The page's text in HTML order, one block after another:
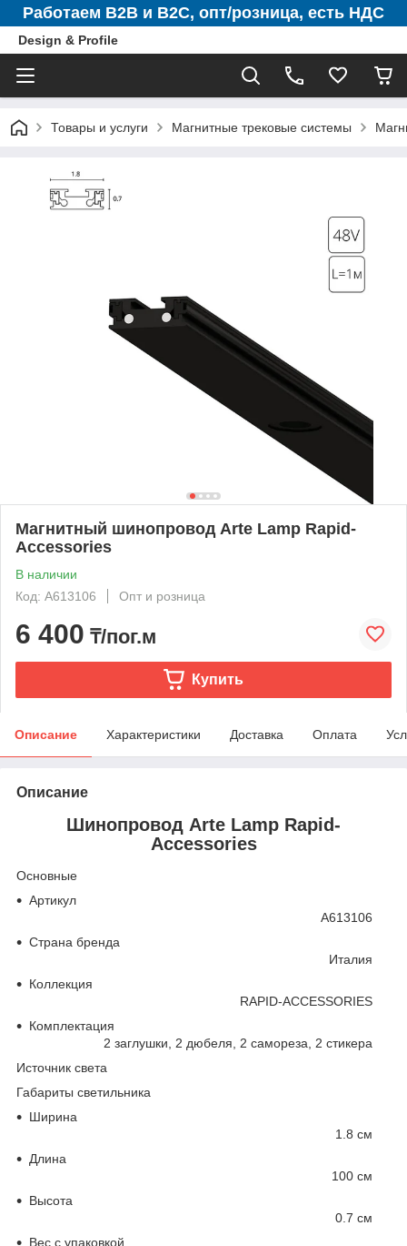
Работаем B2B и B2C, опт/розница, есть НДС
Design & Profile
Товары и услуги Магнитные трековые системы
Магнитный шинопровод Arte Lamp Rapid-
Accessories
В наличии
Код: A613106
Опт и розница
6 400 ₸/пог.м
Купить
Описание Характеристики Доставка Оплата
Описание
Шинопровод Arte Lamp Rapid-
Accessories
Основные
Артикул
A613106
Страна бренда
Италия
Коллекция
RAPID-ACCESSORIES
Комплектация
2 заглушки, 2 дюбеля, 2 самореза, 2 стикера
Источник света
Габариты светильника
Ширина
1.8 см
Длина
100 см
Высота
0.7 см
Вес с упаковкой